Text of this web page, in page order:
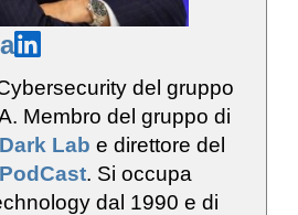
del gruppo
Membro del gruppo di
Dark Lab e direttore del
PodCast. Si occupa
dal 1990 e di